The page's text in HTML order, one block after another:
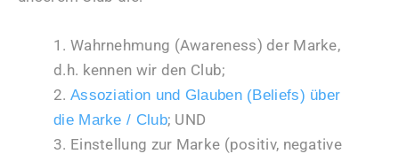
1. Wahrnehmung (Awareness) der Marke,
d.h. kennen wir den Club;
2. Assoziation und Glauben (Beliefs) über
die Marke / Club; UND
3. Einstellung zur Marke (positiv, negative